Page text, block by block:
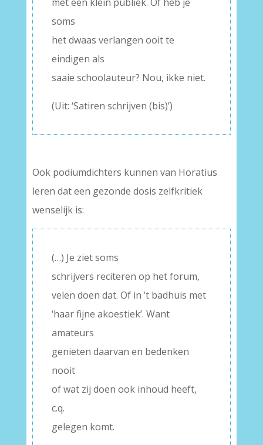
met een klein publiek. Of heb je
soms
het dwaas verlangen ooit te
eindigen als
saaie schoolauteur? Nou, ikke niet.
(Uit: ‘Satiren schrijven (bis)’)
Ook podiumdichters kunnen van Horatius
leren dat een gezonde dosis zelfkritiek
wenselijk is:
(…) Je ziet soms
schrijvers reciteren op het forum,
velen doen dat. Of in ’t badhuis met
‘haar fijne akoestiek’. Want
amateurs
genieten daarvan en bedenken
nooit
of wat zij doen ook inhoud heeft,
c.q.
gelegen komt.